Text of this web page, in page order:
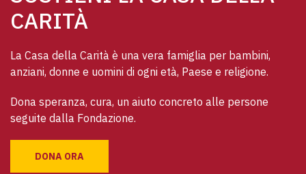
CARITÀ
La Casa della Carità è una vera famiglia per bambini,
anziani, donne e uomini di ogni età, Paese e religione.
Dona speranza, cura, un aiuto concreto alle persone
seguite dalla Fondazione.
DONA ORA